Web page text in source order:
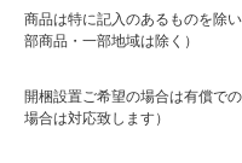
商品は特に記入のあるものを除
部商品・一部地域は除く）
開梱設置ご希望の場合は有償で
場合は対応致します）